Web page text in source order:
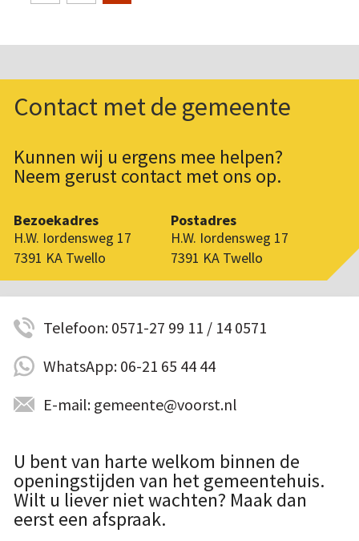
Contact met de gemeente
Kunnen wij u ergens mee helpen?
Neem gerust contact met ons op.
Bezoekadres
H.W. Iordensweg 17
7391 KA Twello
Postadres
H.W. Iordensweg 17
7391 KA Twello
Telefoon: 0571-27 99 11 / 14 0571
WhatsApp: 06-21 65 44 44
E-mail: gemeente@voorst.nl
U bent van harte welkom binnen de
openingstijden van het gemeentehuis.
Wilt u liever niet wachten? Maak dan
eerst een afspraak.